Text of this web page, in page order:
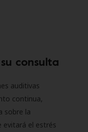
consulta
auditivas
continua,
sobre la
evitará el estrés